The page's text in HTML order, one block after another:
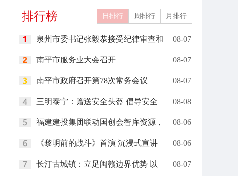
排行榜 日排行 周排行 月排行
泉州市委书记张毅恭接受纪律审查和 08-07
南平市服务业大会召开 08-07
南平市政府召开第78次常务会议 08-07
三明泰宁：赠送安全头盔 倡导安全 08-08
福建建投集团联动国创会智库资源， 08-06
《黎明前的战斗》首演 沉浸式宣讲 08-06
长汀古城镇：立足闽赣边界优势 以 08-07